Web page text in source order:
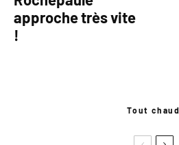
approche très vite
!
Tout chaud